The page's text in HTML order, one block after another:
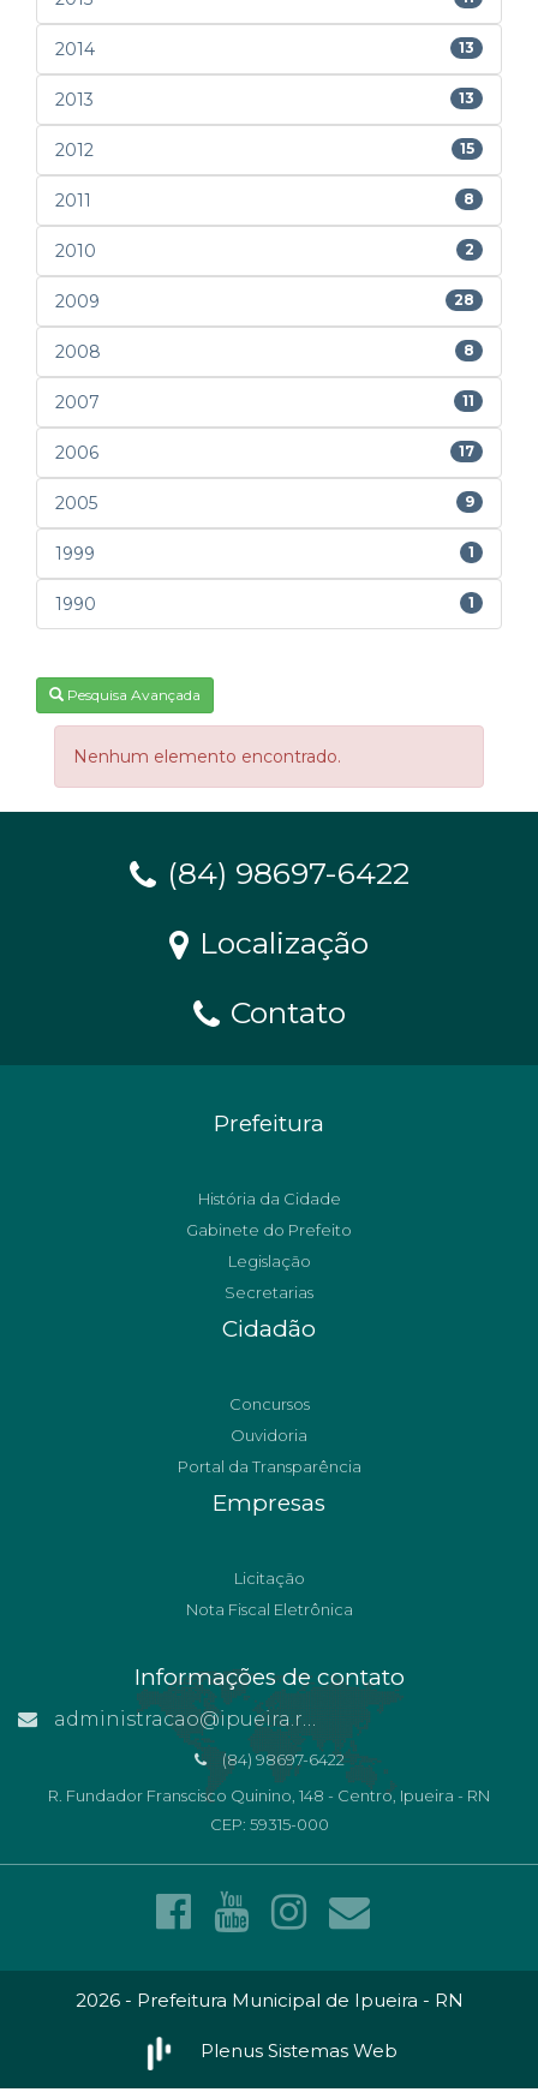
2014 13
2013 13
2012 15
2011 8
2010 2
2009 28
2008 8
2007 11
2006 17
2005 9
1999 1
1990 1
Pesquisa Avançada
Nenhum elemento encontrado.
(84) 98697-6422
Localização
Contato
Prefeitura
História da Cidade
Gabinete do Prefeito
Legislação
Secretarias
Cidadão
Concursos
Ouvidoria
Portal da Transparência
Empresas
Licitação
Nota Fiscal Eletrônica
Informações de contato
administracao@ipueira.rn.gov.br
(84) 98697-6422
R. Fundador Franscisco Quinino, 148 - Centro, Ipueira - RN
CEP: 59315-000
2026 - Prefeitura Municipal de Ipueira - RN
Plenus Sistemas Web